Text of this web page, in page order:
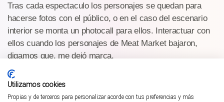
Tras cada espectaculo los personajes se quedan para
hacerse fotos con el público, o en el caso del escenario
interior se monta un photocall para ellos. Interactuar con
ellos cuando los personajes de Meat Market bajaron,
digamos que, me dejó marca.
Utilizamos cookies
Propias y de terceros para personalizar acorde con tus preferencias y más